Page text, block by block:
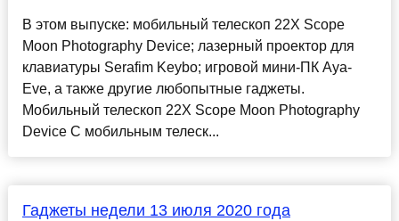
В этом выпуске: мобильный телескоп 22X Scope
Moon Photography Device; лазерный проектор для
клавиатуры Serafim Keybo; игровой мини-ПК Aya-
Eve, а также другие любопытные гаджеты.
Мобильный телескоп 22X Scope Moon Photography
Device С мобильным телеск...
Гаджеты недели 13 июля 2020 года